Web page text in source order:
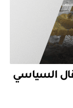
السياسي